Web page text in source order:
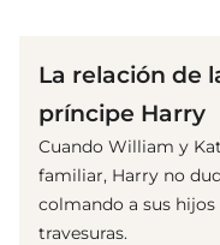
La relación de
príncipe Harry
Cuando William y
familiar, Harry no
colmando a sus
travesuras.